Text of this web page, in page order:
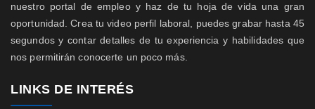
nuestro portal de empleo y haz de tu hoja de vida una gran
oportunidad. Crea tu video perfil laboral, puedes grabar hasta 45
segundos y contar detalles de tu experiencia y habilidades que
nos permitirán conocerte un poco más.
LINKS DE INTERÉS